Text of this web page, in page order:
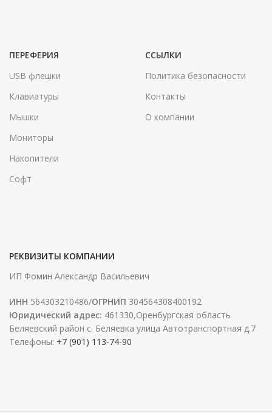
ПЕРЕФЕРИЯ
USB флешки
Клавиатуры
Мышки
Мониторы
Накопители
Софт
ССЫЛКИ
Политика безопасности
Контакты
О компании
РЕКВИЗИТЫ КОМПАНИИ
ИП Фомин Александр Васильевич
ИНН 564303210486/ОГРНИП 304564308400192
Юридический адрес: 461330,Оренбургская область
Беляевский район с. Беляевка улица Автотранспортная д.7
Телефоны: +7 (901) 113-74-90